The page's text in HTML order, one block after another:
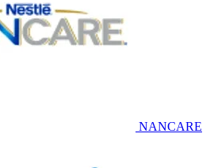
NANCARE